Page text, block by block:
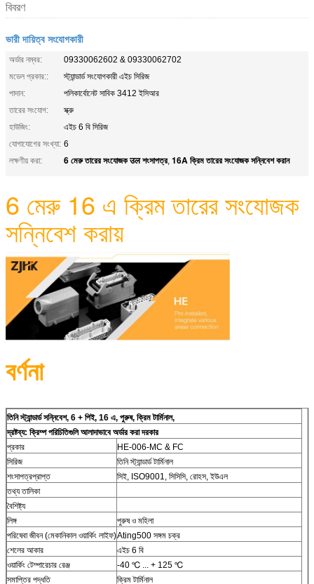
বিবরণ
ভারী দায়িত্ব সংযোগকারী
অর্ডার নম্বর:
09330062602 & 09330062702
মডেল প্রকার::
স্ট্যান্ডার্ড সংযোগকারী এইচ সিরিজ
পাদান:
পলিকার্বোনেট সাবিক 3412 ইসিআর
তারের সংযোগ:
স্ক্রু
হাউজিং:
এইচ 6 বি সিরিজ
যোগাযোগের সংখ্যা: 6
লক্ষণীয় করা:
6 মেরু তারের সংযোজক उल শংসাপত্র, 16A ক্রিম তারের সংযোজক সন্নিবেশ করান
6 মেরু 16 এ ক্রিম তারের সংযোজক
সন্নিবেশ করায়
বর্ণনা
তিনি স্ট্যান্ডার্ড সন্নিবেশ, 6 + পিই, 16 এ, পুরুষ, ক্রিম টার্মিনাল,
দ্রষ্টব্য: ক্রিম্প পরিচিতিগুলি আলাদাভাবে অর্ডার করা দরকার
প্রকার
HE-006-MC & FC
সিরিজ
তিনি স্ট্যান্ডার্ড টার্মিনাল
শংসাপত্রপ্রাপ্ত
সিই, ISO9001, সিসিসি, রোহস, ইউএল
তথ্য তালিকা
বৈশিষ্ট্য
লিঙ্গ
পুরুষ ও মহিলা
পরিষেবা জীবন (মেকানিকাল ওয়ার্কিং লাইফ)Ating500 সঙ্গম চক্র
শেলের আকার
এইচ 6 বি
ওয়ার্কিং টেম্পারেচার রেঞ্জ
-40 ℃ ... + 125 ℃
সমাপ্তির পদ্ধতি
ক্রিম টার্মিনাল